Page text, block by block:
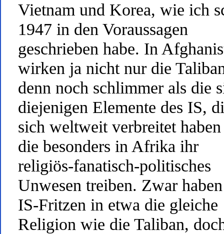
Vietnam und Korea, wie ich
1947 in den Voraussagen
geschrieben habe. In
wirken ja nicht nur die
denn noch schlimmer als die
diejenigen Elemente des IS,
sich weltweit verbreitet
die besonders in Afrika ihr
religiös-fanatisch-politisches
Unwesen treiben. Zwar
IS-Fritzen in etwa die gleiche
Religion wie die Taliban,